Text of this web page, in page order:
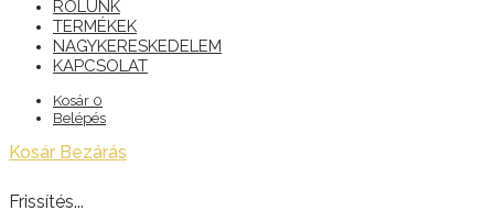
RÓLUNK
TERMÉKEK
NAGYKERESKEDELEM
KAPCSOLAT
Kosár 0
Belépés
Kosár Bezárás
Frissítés...